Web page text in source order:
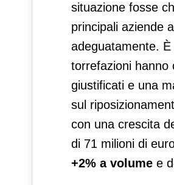
situazione fosse
principali aziende
adeguatamente.
torrefazioni hanno
giustificati e una
sul
con una crescita
di 71 milioni di
+2% a volume e